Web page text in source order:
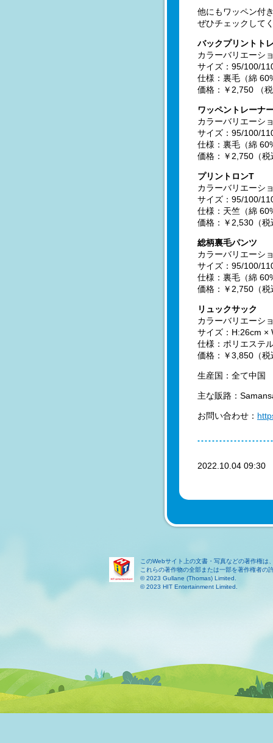
他にもワッペン付
ぜひチェックして
バックプリントト
カラーバリエーシ
サイズ：95/100/
仕様：裏毛（綿
価格：￥2,750 （
ワッペントレーナ
カラーバリエーシ
サイズ：95/100/
仕様：裏毛（綿
価格：￥2,750（税
プリントロンT
カラーバリエーシ
サイズ：95/100/
仕様：天竺（綿
価格：￥2,530（税
総柄裏毛パンツ
カラーバリエーシ
サイズ：95/100/
仕様：裏毛（綿
価格：￥2,750（税
リュックサック
カラーバリエーシ
サイズ：H:26cm ×
仕様：ポリエステ
価格：￥3,850（税
生産国：全て中国
主な販路：
お問い合わせ：
2022.10.04
このWebサイト上の文書・写真などの著作権
これらの著作物の全部または一部を著作権者の
© 2023 Gullane (Thomas) Limited.
© 2023 HIT Entertainment Limited.